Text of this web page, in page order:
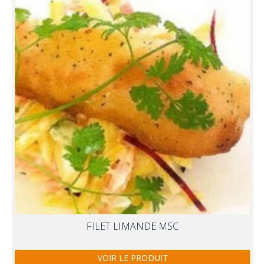
FILET LIMANDE MSC
VOIR LE PRODUIT